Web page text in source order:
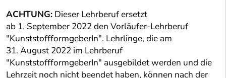
ACHTUNG: Dieser Lehrberuf ersetzt
ab 1. September 2022 den Vorläufer-Lehrberuf
"KunststoffformgeberIn". Lehrlinge, die am
31. August 2022 im Lehrberuf
"KunststoffformgeberIn" ausgebildet werden und die
Lehrzeit noch nicht beendet haben, können nach der